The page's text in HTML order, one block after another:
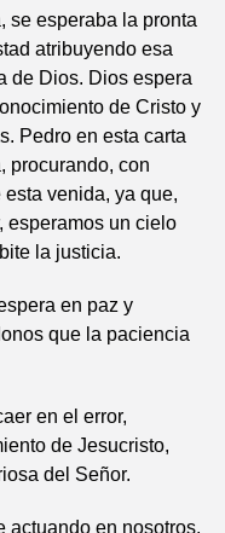
se esperaba la pronta
atribuyendo esa
de Dios. Dios espera
de Cristo y
Pedro en esta carta
procurando, con
venida, ya que,
esperamos un cielo
la justicia.
en paz y
que la paciencia
en el error,
de Jesucristo,
del Señor.
actuando en nosotros,